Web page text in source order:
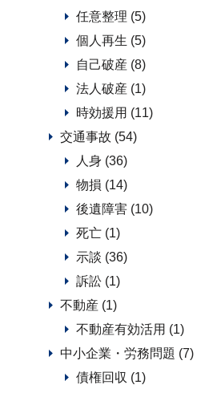
任意整理 (5)
個人再生 (5)
自己破産 (8)
法人破産 (1)
時効援用 (11)
交通事故 (54)
人身 (36)
物損 (14)
後遺障害 (10)
死亡 (1)
示談 (36)
訴訟 (1)
不動産 (1)
不動産有効活用 (1)
中小企業・労務問題 (7)
債権回収 (1)